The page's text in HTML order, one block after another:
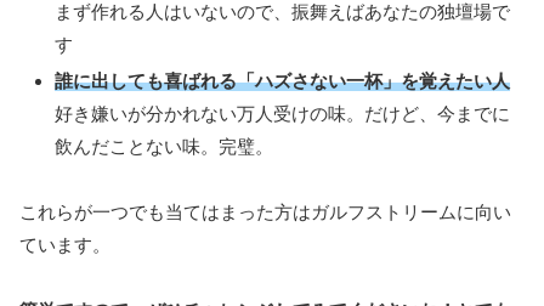
まず作れる人はいないので、振舞えばあなたの独壇場で
す
誰に出しても喜ばれる「ハズさない一杯」を覚えたい人
好き嫌いが分かれない万人受けの味。だけど、今までに
飲んだことない味。完璧。
これらが一つでも当てはまった方はガルフストリームに向い
ています。